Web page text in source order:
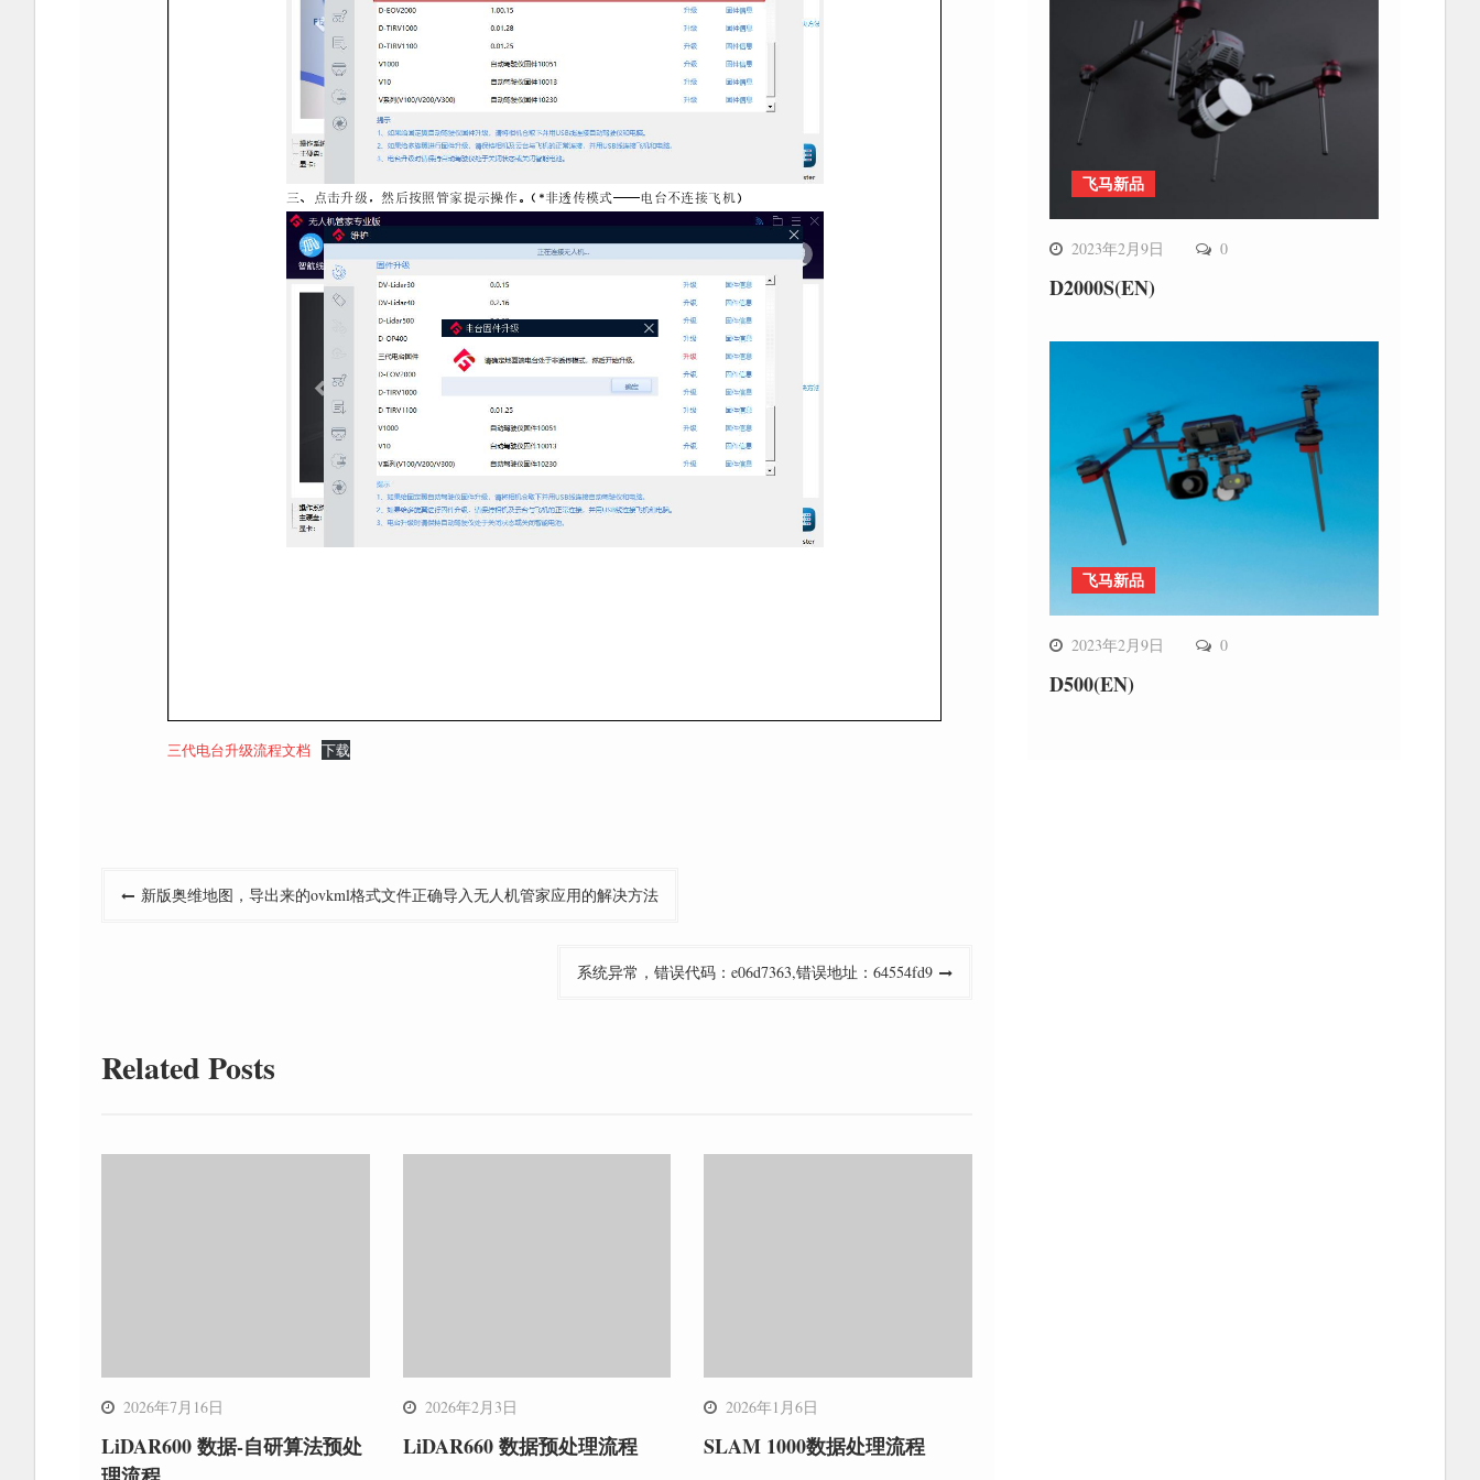
三代电台升级流程文档 下载
文
新版奥维地图，导出来的ovkml格式文件正确导入无人机管家应用的解决方法
系统异常，错误代码：e06d7363,错误地址：64554fd9
Related Posts
2026年7月16日
LiDAR600 数据-自研算法预处
2026年2月3日
LiDAR660 数据预处理流程
2026年1月6日
SLAM 1000数据处理流程
飞马新品
2023年2月9日 0
D2000S(EN)
飞马新品
2023年2月9日 0
D500(EN)